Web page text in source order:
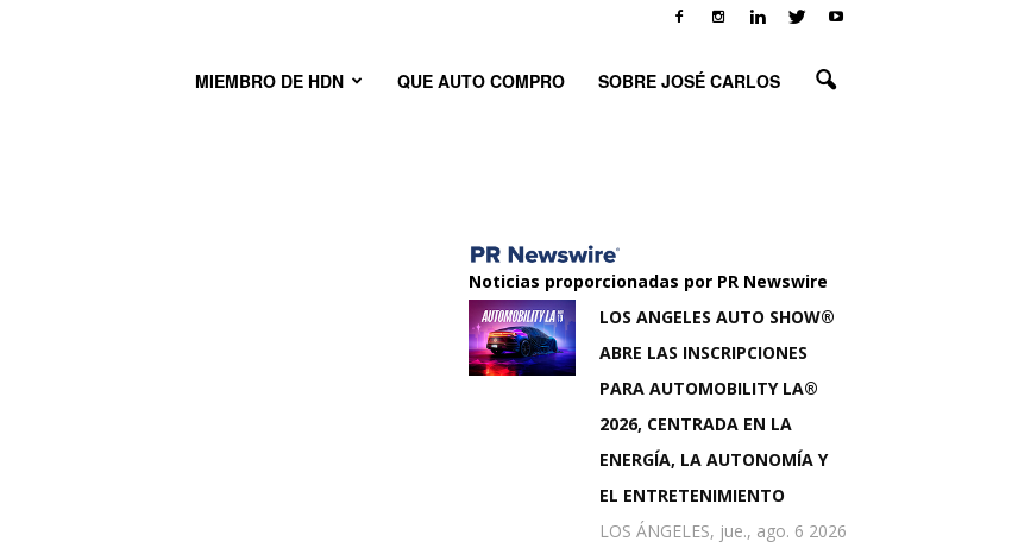
MIEMBRO DE HDN QUE AUTO COMPRO SOBRE JOSÉ CARLOS
Noticias proporcionadas por PR Newswire
LOS ANGELES AUTO SHOW®
ABRE LAS INSCRIPCIONES
PARA AUTOMOBILITY LA®
2026, CENTRADA EN LA
ENERGÍA, LA AUTONOMÍA Y
EL ENTRETENIMIENTO
LOS ÁNGELES, jue., ago. 6 2026